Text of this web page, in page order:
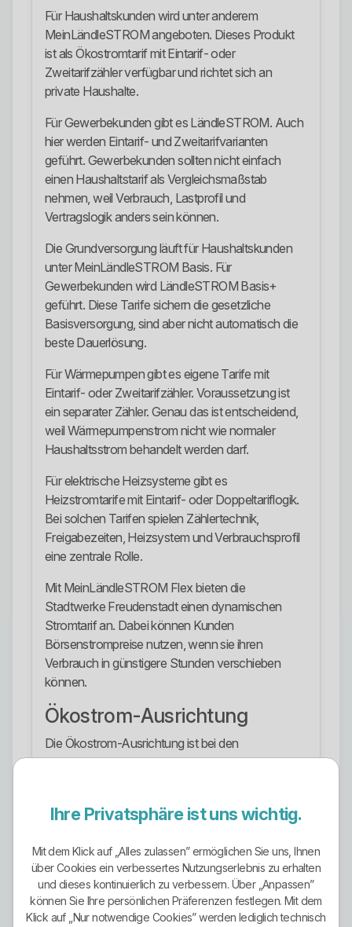
Für Haushaltskunden wird unter anderem
MeinLändleSTROM angeboten. Dieses Produkt
ist als Ökostromtarif mit Eintarif- oder
Zweitarifzähler verfügbar und richtet sich an
private Haushalte.
Für Gewerbekunden gibt es LändleSTROM. Auch
hier werden Eintarif- und Zweitarifvarianten
geführt. Gewerbekunden sollten nicht einfach
einen Haushaltstarif als Vergleichsmaßstab
nehmen, weil Verbrauch, Lastprofil und
Vertragslogik anders sein können.
Die Grundversorgung läuft für Haushaltskunden
unter MeinLändleSTROM Basis. Für
Gewerbekunden wird LändleSTROM Basis+
geführt. Diese Tarife sichern die gesetzliche
Basisversorgung, sind aber nicht automatisch die
beste Dauerlösung.
Für Wärmepumpen gibt es eigene Tarife mit
Eintarif- oder Zweitarifzähler. Voraussetzung ist
ein separater Zähler. Genau das ist entscheidend,
weil Wärmepumpenstrom nicht wie normaler
Haushaltsstrom behandelt werden darf.
Für elektrische Heizsysteme gibt es
Heizstromtarife mit Eintarif- oder Doppeltariflogik.
Bei solchen Tarifen spielen Zählertechnik,
Freigabezeiten, Heizsystem und Verbrauchsprofil
eine zentrale Rolle.
Mit MeinLändleSTROM Flex bieten die
Stadtwerke Freudenstadt einen dynamischen
Stromtarif an. Dabei können Kunden
Börsenstrompreise nutzen, wenn sie ihren
Verbrauch in günstigere Stunden verschieben
können.
Ökostrom-Ausrichtung
Die Ökostrom-Ausrichtung ist bei den
Stadtwerken Freudenstadt klar sichtbar. Die
Gewerbe wird Ökostrom aus Wasserkraft als
zentraler Bestandteil genannt. Auch
Wärmepumpen- und Heizstromangebote werden
mit Ökostrom aus 100 Prozent Wasserkraft
Ihre Privatsphäre ist uns wichtig.
Mit dem Klick auf „Alles zulassen” ermöglichen Sie uns, Ihnen
über Cookies ein verbessertes Nutzungserlebnis zu erhalten
und dieses kontinuierlich zu verbessern. Über „Anpassen”
können Sie Ihre persönlichen Präferenzen festlegen. Mit dem
Klick auf „Nur notwendige Cookies” werden lediglich technisch